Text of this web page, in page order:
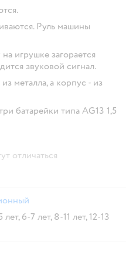
Руль машины
игрушке загорается
звуковой сигнал.
металла, а корпус - из
батарейки типа AG13 1,5
отличаться
лет,6-7 лет, 8-11 лет,12-13